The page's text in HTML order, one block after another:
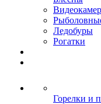
Ледобуры
Рогатки
Горелки и